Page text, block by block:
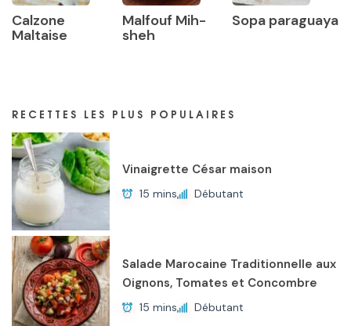
Calzone
Maltaise
Malfouf Mih-
sheh
Sopa paraguaya
RECETTES LES PLUS POPULAIRES
Vinaigrette César maison
15 mins Débutant
Salade Marocaine Traditionnelle aux
Oignons, Tomates et Concombre
15 mins Débutant